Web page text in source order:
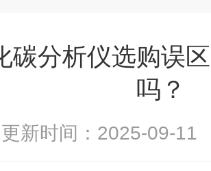
碳分析仪选购误
吗？
更新时间：2025-09-